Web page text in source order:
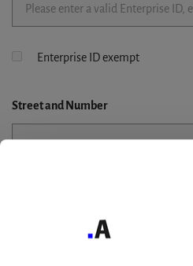
Enterprise ID exempt
Streetand Number